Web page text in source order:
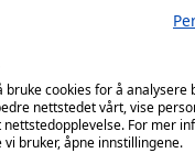
bruke cookies for å analysere
nettstedet vårt, vise
For mer
bruker, åpne innstillingene.